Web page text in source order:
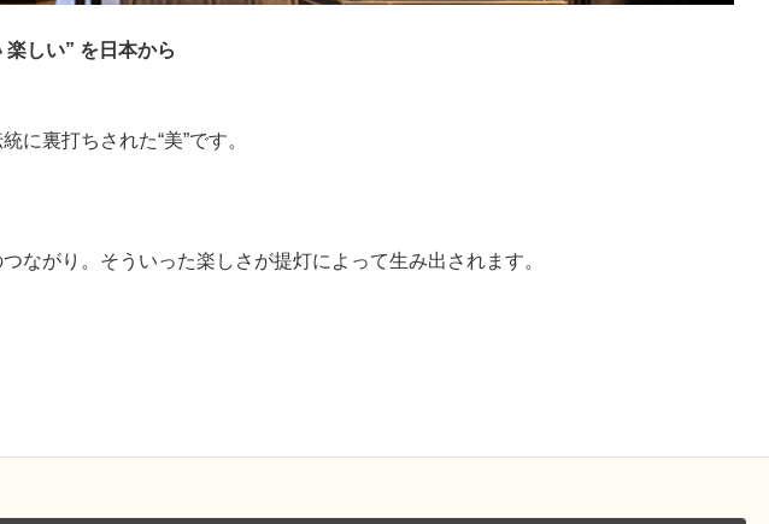
しい” を日本から
裏打ちされた“美”です。
ながり。そういった楽しさが提灯によって生み出されます。